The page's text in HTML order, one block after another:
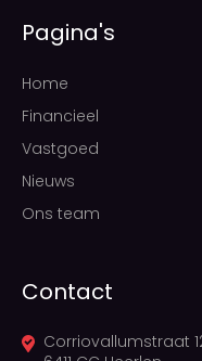
Pagina's
Home
Financieel
Vastgoed
Nieuws
Ons team
Contact
Corriovallumstraat